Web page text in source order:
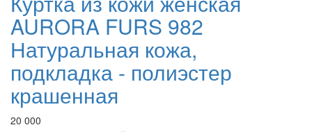
AURORA FURS 982
Натуральная кожа,
подкладка - полиэстер
крашенная
20 000